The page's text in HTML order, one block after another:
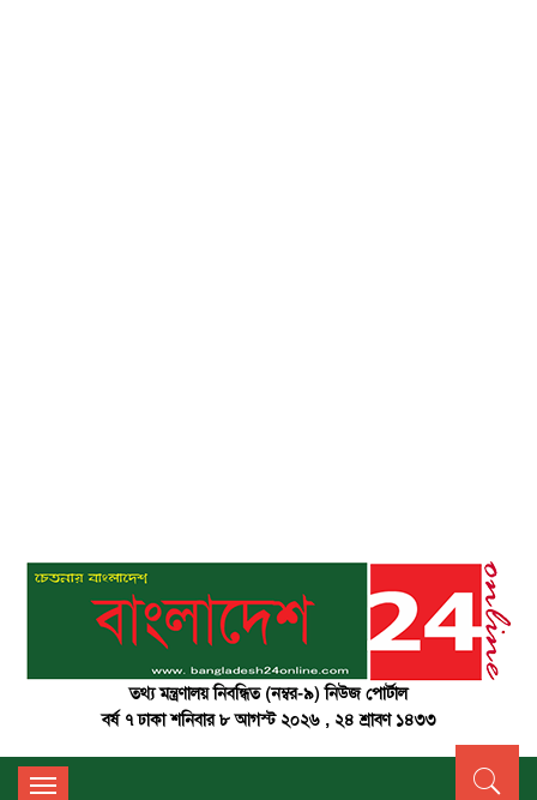
তথ্য মন্ত্রণালয় নিবন্ধিত (নম্বর-৯) নিউজ পোর্টাল
বর্ষ ৭ ঢাকা শনিবার ৮ আগস্ট ২০২৬ , ২৪ শ্রাবণ ১৪৩৩
Toggle